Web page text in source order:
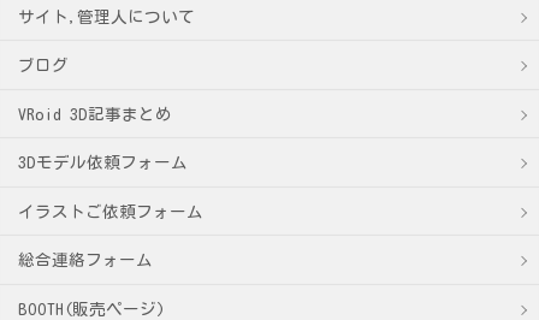
サイト,管理人について
ブログ
VRoid 3D記事まとめ
3Dモデル依頼フォーム
イラストご依頼フォーム
総合連絡フォーム
BOOTH(販売ページ)